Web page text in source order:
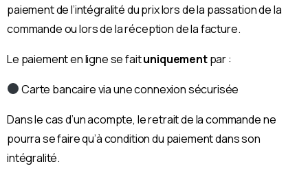
paiement de l’intégralité du prix lors de la passation de la
commande ou lors de la réception de la facture.
Le paiement en ligne se faituniquementpar :
Carte bancaire via une connexion sécurisée
Dans le cas d’un acompte, le retrait de la commande ne
pourra se faire qu’à condition du paiement dans son
intégralité.